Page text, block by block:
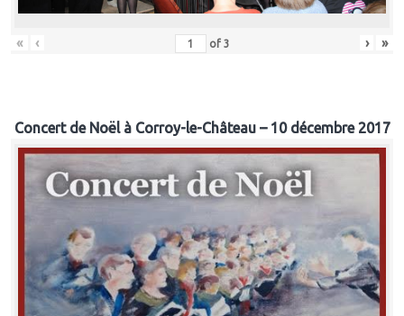
« ‹ of 3 › »
Concert de Noël à Corroy-le-Château – 10 décembre 2017